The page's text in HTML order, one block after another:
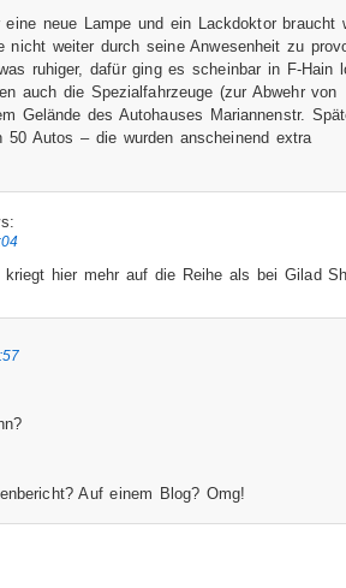
eine neue Lampe und ein Lackdoktor braucht
nicht weiter durch seine Anwesenheit zu
ruhiger, dafür ging es scheinbar in F-Hain
auch die Spezialfahrzeuge (zur Abwehr von
Gelände des Autohauses Mariannenstr.
50 Autos – die wurden anscheinend extra
kriegt hier mehr auf die Reihe als bei Gilad
Auf einem Blog? Omg!